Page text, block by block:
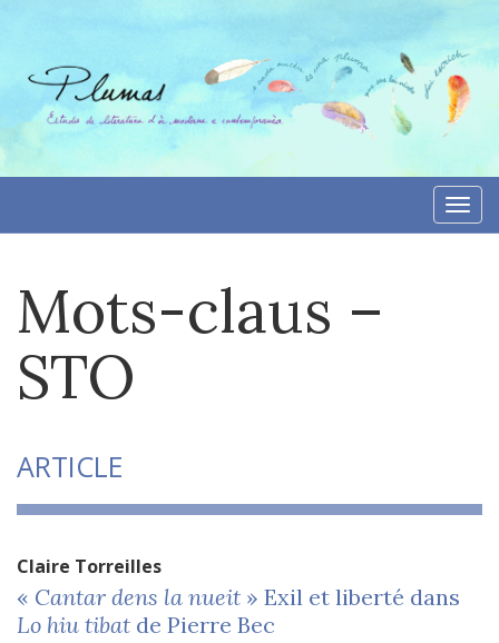
contenu
Mots-claus –
STO
ARTICLE
Claire Torreilles
« Cantar dens la nueit » Exil et liberté dans
Lo hiu tibat de Pierre Bec